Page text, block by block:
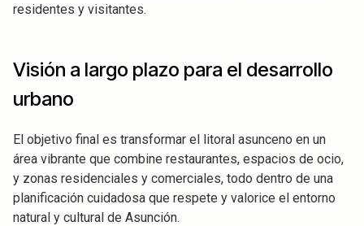
residentes y visitantes.
Visión a largo plazo para el desarrollo
urbano
El objetivo final es transformar el litoral asunceno en un
área vibrante que combine restaurantes, espacios de ocio,
y zonas residenciales y comerciales, todo dentro de una
planificación cuidadosa que respete y valorice el entorno
natural y cultural de Asunción.